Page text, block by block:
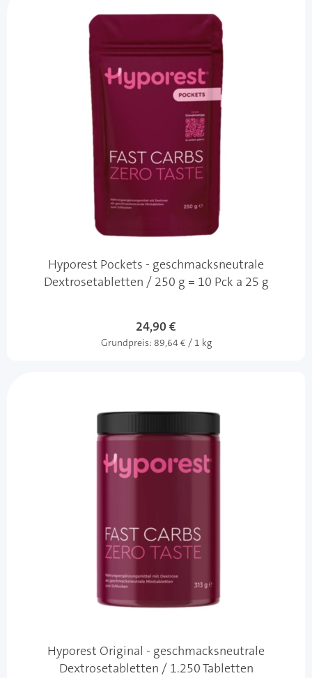
Hyporest Pockets - geschmacksneutrale
Dextrosetabletten / 250 g = 10 Pck a 25 g
24,90 €
Grundpreis: 89,64 € / 1 kg
Hyporest Original - geschmacksneutrale
Dextrosetabletten / 1.250 Tabletten